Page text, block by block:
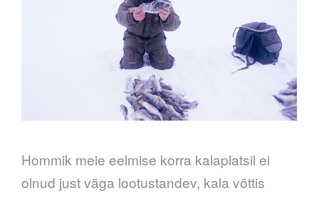
Hommik meie eelmise korra kalaplatsil ei
olnud just väga lootustandev, kala võttis